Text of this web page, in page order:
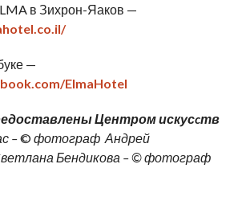
в Зихрон-Яаков —
—
ElmaHotel
Центром искусcтв
–© фотограф Андрей
Бендикова – © фотограф